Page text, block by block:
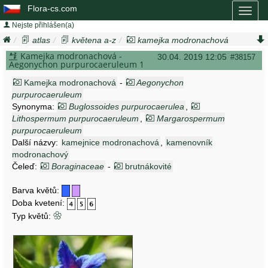
Flora-cs.com
Nejste přihlášen(a)
atlas květena a-z
kamejka modronachová
aegonychon purpurocaeruleum
30.04. 2019 12:05 #38157
Kamejka modronachová -
Aegonychon purpurocaeruleum 1
Kamejka modronachová -
Aegonychon
purpurocaeruleum
Synonyma:
Buglossoides purpurocaerulea
Lithospermum purpurocaeruleum
Margarospermum
purpurocaeruleum
Další názvy: kamejnice modronachová
kamenovník
modronachový
Čeleď:
Boraginaceae - brutnákovité
Barva květů:
Doba kvetení:
Typ květů: